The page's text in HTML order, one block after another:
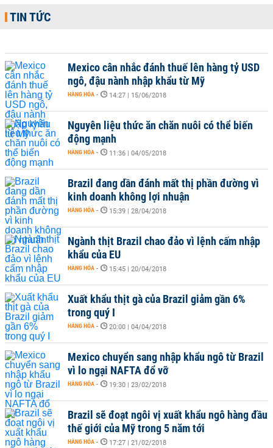
TIN TỨC
Mexico cân nhắc đánh thuế lên hàng tỷ USD
ngô, đậu nành nhập khẩu từ Mỹ
HÀNG HÓA - 14:27 | 15/06/2018
Nguyên liệu thức ăn chăn nuôi có thể biến
động mạnh
HÀNG HÓA - 11:36 | 04/05/2018
Brazil đang dần đánh mất thị phần đường vì
kinh doanh không lợi nhuận
HÀNG HÓA - 15:39 | 28/04/2018
Ngành thịt Brazil chao đảo vì lệnh cấm nhập
khẩu của EU
HÀNG HÓA - 15:45 | 20/04/2018
Xuất khẩu thịt gà của Brazil giảm gần 6%
trong quý I
HÀNG HÓA - 20:00 | 04/04/2018
Mexico chuyển sang nhập khẩu ngô từ Brazil
vì lo ngại NAFTA đổ vỡ
HÀNG HÓA - 19:30 | 23/02/2018
Brazil sẽ đoạt ngôi vị xuất khẩu ngô hàng đầu
thế giới của Mỹ trong 5 năm tới
HÀNG HÓA - 17:27 | 21/02/2018